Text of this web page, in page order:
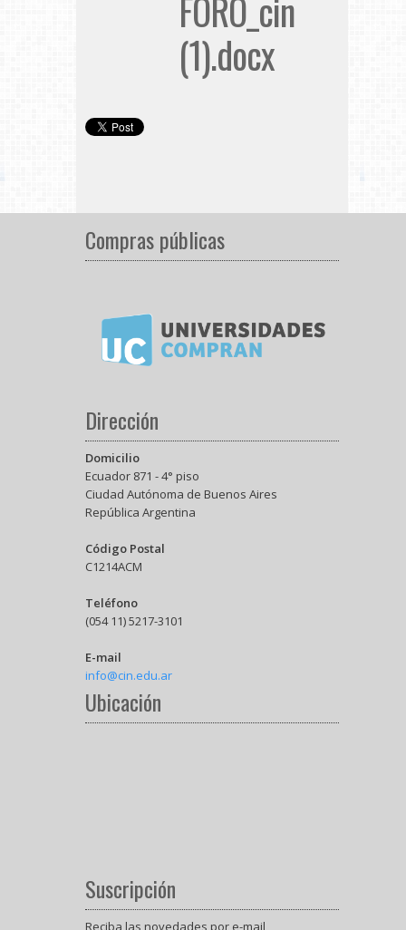
FORO_cin
(1).docx
Compras públicas
Dirección
Domicilio
Ecuador 871 - 4° piso
Ciudad Autónoma de Buenos Aires
República Argentina
Código Postal
C1214ACM
Teléfono
(054 11) 5217-3101
E-mail
info@cin.edu.ar
Ubicación
Suscripción
Reciba las novedades por e-mail